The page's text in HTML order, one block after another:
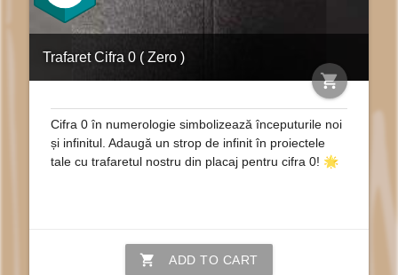
Trafaret Cifra 0 ( Zero )
shopping_cart
Cifra 0 în numerologie simbolizează începuturile noi
și infinitul. Adaugă un strop de infinit în proiectele
tale cu trafaretul nostru din placaj pentru cifra 0! 🌟
shopping_cart ADD TO CART